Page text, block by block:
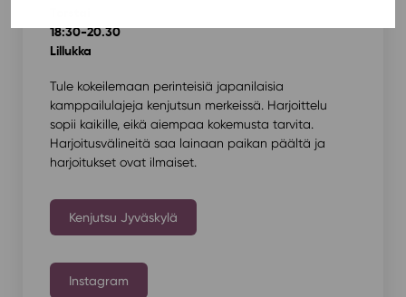
18:30-20.30
Lillukka
Tule kokeilemaan perinteisiä japanilaisia
kamppailulajeja kenjutsun merkeissä. Harjoittelu
sopii kaikille, eikä aiempaa kokemusta tarvita.
Harjoitusvälineitä saa lainaan paikan päältä ja
harjoitukset ovat ilmaiset.
Kenjutsu Jyväskylä
Instagram